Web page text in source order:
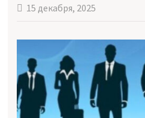
15 декабря, 2025